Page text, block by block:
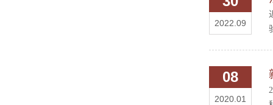
2022.09
08
2020.01